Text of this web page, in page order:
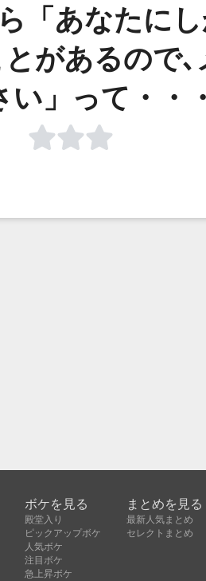
「あなたに
があるので､
い」って・・・
ボケを見る
殿堂入り
ピックアップボケ
人気ボケ
注目ボケ
急上昇ボケ
まとめを見る
最新人気まとめ
セレクトまとめ